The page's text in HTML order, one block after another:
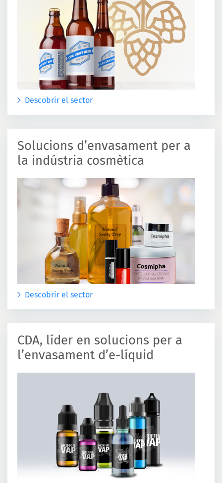
Descobrir el sector
Solucions d’envasament per a
la indústria cosmètica
Descobrir el sector
CDA, líder en solucions per a
l’envasament d’e-líquid